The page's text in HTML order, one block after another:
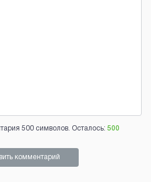
500 символов. Осталось: 500
комментарий